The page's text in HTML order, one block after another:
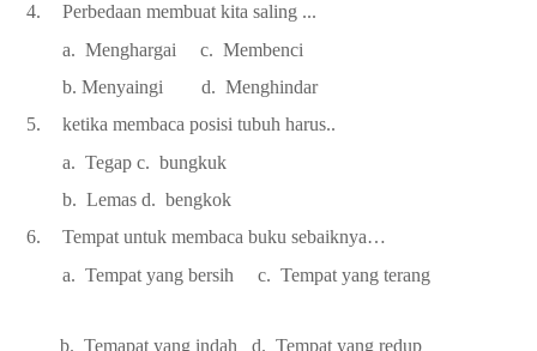
4.
Perbedaan membuat kita saling ...
a. Menghargai c. Membenci
b. Menyaingi d. Menghindar
5.
ketika membaca posisi tubuh harus..
a. Tegap c. bungkuk
b. Lemas d. bengkok
6.
Tempat untuk membaca buku sebaiknya…
a. Tempat yang bersih c. Tempat yang terang
b. Temapat yang indah d. Tempat yang redup